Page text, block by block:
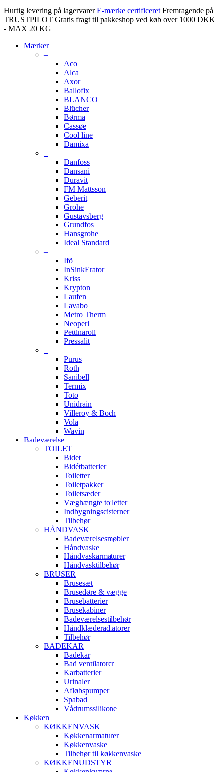
Hurtig levering på lagervarer E-mærke certificeret Fremragende på
TRUSTPILOT Gratis fragt til pakkeshop ved køb over 1000 DKK
- MAX 20 KG
Mærker
–
Aco
Alca
Axor
Ballofix
BLANCO
Blücher
Børma
Cassøe
Cool line
Damixa
–
Danfoss
Dansani
Duravit
FM Mattsson
Geberit
Grohe
Gustavsberg
Grundfos
Hansgrohe
Ideal Standard
–
Ifö
InSinkErator
Kriss
Krypton
Laufen
Lavabo
Metro Therm
Neoperl
Pettinaroli
Pressalit
–
Purus
Roth
Sanibell
Termix
Toto
Unidrain
Villeroy & Boch
Vola
Wavin
Badeværelse
TOILET
Bidet
Bidétbatterier
Toiletter
Toiletpakker
Toiletsæder
Væghængte toiletter
Indbygningscisterner
Tilbehør
HÅNDVASK
Badeværelsesmøbler
Håndvaske
Håndvaskarmaturer
Håndvasktilbehør
BRUSER
Brusesæt
Brusedøre & vægge
Brusebatterier
Brusekabiner
Badeværelsestilbehør
Håndklæderadiatorer
Tilbehør
BADEKAR
Badekar
Bad ventilatorer
Karbatterier
Urinaler
Afløbspumper
Spabad
Vådrumssilikone
Køkken
KØKKENVASK
Køkkenarmaturer
Køkkenvaske
Tilbehør til køkkenvaske
KØKKENUDSTYR